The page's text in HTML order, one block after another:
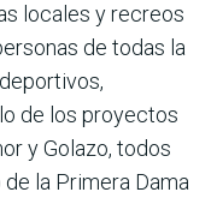
locales y recreos
de todas la
de los proyectos
y Golazo, todos
la Primera Dama